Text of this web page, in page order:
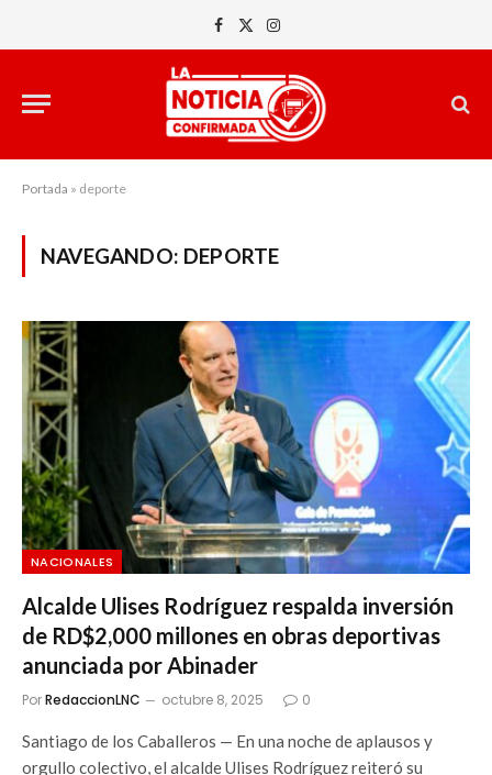
Facebook
X
Instagram
Portada » deporte
NAVEGANDO: DEPORTE
NACIONALES
Alcalde Ulises Rodríguez respalda inversión
de RD$2,000 millones en obras deportivas
anunciada por Abinader
PorRedaccionLNC octubre 8, 2025 0
Santiago de los Caballeros — En una noche de aplausos y
orgullo colectivo, el alcalde Ulises Rodríguez reiteró su